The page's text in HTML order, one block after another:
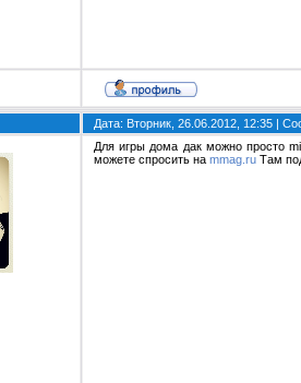
Дата: Вторник, 26.06.2012, 12:35 |
Для игры дома дак можно просто
можете спросить на mmag.ru Там